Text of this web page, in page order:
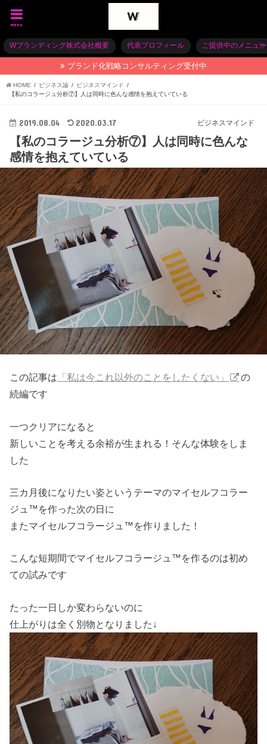
menu
Wブランディング株式会社概要 代表プロフィール ご提供中のメニュー
ブランド化戦略コンサルティング受付中
HOME ビジネス論
ビジネスマインド
【私のコラージュ分析⑦】人は同時に色んな感情を抱えていている
ビジネスマインド
2019.08.04 2020.03.17
【私のコラージュ分析⑦】人は同時に色んな
感情を抱えていている
この記事は 「私は今これ以外のことをしたくない」
の
続編です
一つクリアになると
新しいことを考える余裕が生まれる！そんな体験をしま
した
三カ月後になりたい姿というテーマのマイセルフコラー
ジュ™を作った次の日に
またマイセルフコラージュ™を作りました！
こんな短期間でマイセルフコラージュ™を作るのは初め
ての試みです
たった一日しか変わらないのに
仕上がりは全く別物となりました↓